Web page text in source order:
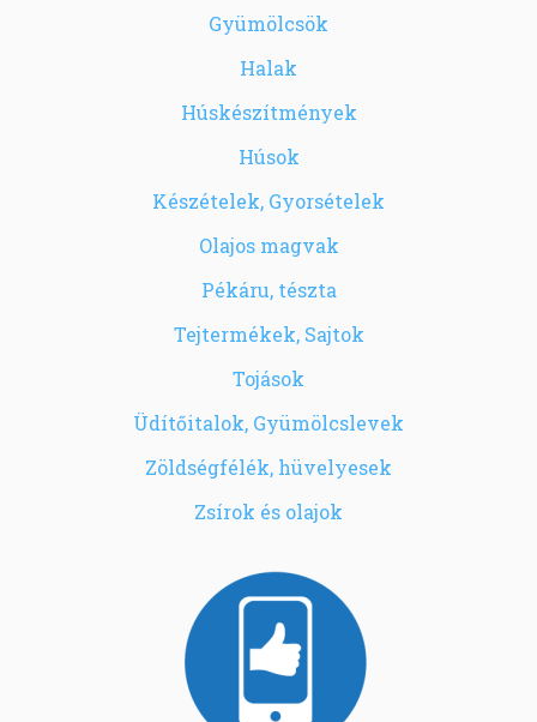
Gyümölcsök
Halak
Húskészítmények
Húsok
Készételek, Gyorsételek
Olajos magvak
Pékáru, tészta
Tejtermékek, Sajtok
Tojások
Üdítőitalok, Gyümölcslevek
Zöldségfélék, hüvelyesek
Zsírok és olajok